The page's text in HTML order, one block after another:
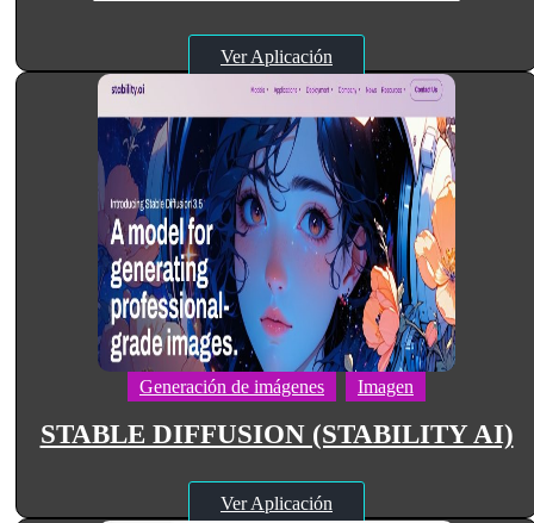
Ver Aplicación
Generación de imágenes Imagen
STABLE DIFFUSION (STABILITY AI)
Ver Aplicación